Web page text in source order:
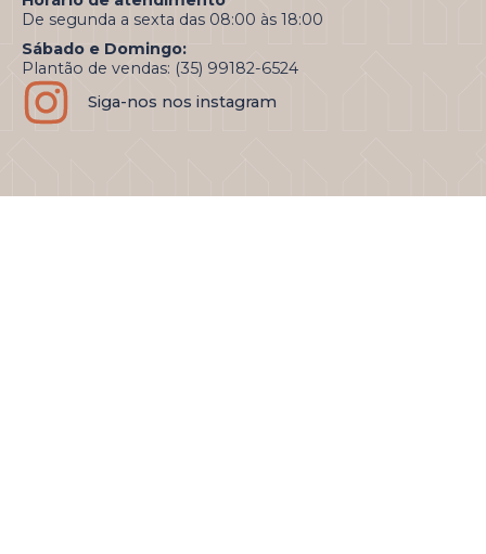
De segunda a sexta das 08:00 às 18:00
Sábado e Domingo:
Plantão de vendas: (35) 99182-6524
Siga-nos nos instagram